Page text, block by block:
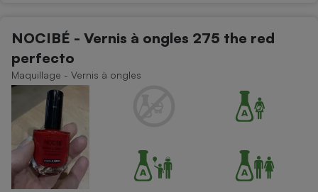
NOCIBÉ - Vernis à ongles 275 the red
perfecto
Maquillage - Vernis à ongles